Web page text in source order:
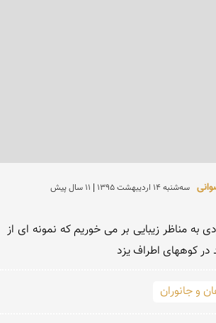
سه‌شنبه 14 ارديبهشت 1395 | 11 سال پیش
کوههای اطراف یزد
و جانوران